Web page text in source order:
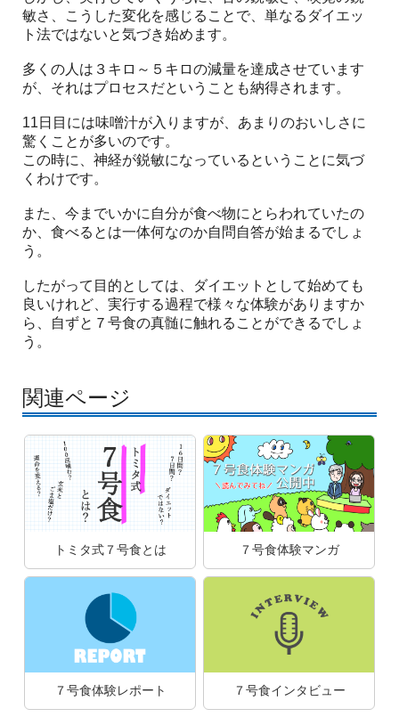
敏さ、こうした変化を感じることで、単なるダイエッ
ト法ではないと気づき始めます。
多くの人は３キロ～５キロの減量を達成させています
が、それはプロセスだということも納得されます。
11日目には味噌汁が入りますが、あまりのおいしさに
驚くことが多いのです。
この時に、神経が鋭敏になっているということに気づ
くわけです。
また、今までいかに自分が食べ物にとらわれていたの
か、食べるとは一体何なのか自問自答が始まるでしょ
う。
したがって目的としては、ダイエットとして始めても
良いけれど、実行する過程で様々な体験がありますか
ら、自ずと７号食の真髄に触れることができるでしょ
う。
関連ページ
トミタ式７号食とは ７号食体験マンガ
７号食体験レポート ７号食インタビュー